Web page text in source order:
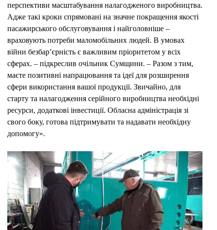
перспективи масштабування налагодженого виробництва.
Адже такі кроки спрямовані на значне покращення якості
пасажирського обслуговування і найголовніше –
враховують потреби маломобільних людей. В умовах
війни безбар’єрність є важливим пріоритетом у всіх
сферах. – підкреслив очільник Сумщини. – Разом з тим,
маєте позитивні напрацювання та ідеї для розширення
сфери використання вашої продукції. Звичайно, для
старту та налагодження серійного виробництва необхідні
ресурси, додаткові інвестиції. Обласна адміністрація зі
свого боку, готова підтримувати та надавати необхідну
допомогу».